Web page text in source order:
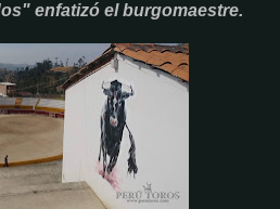
enfatizó el burgomaestre.